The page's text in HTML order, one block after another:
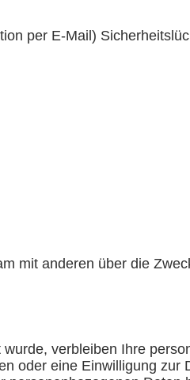
per E-Mail)
mit anderen über die
verbleiben Ihre
oder eine Einwilligung